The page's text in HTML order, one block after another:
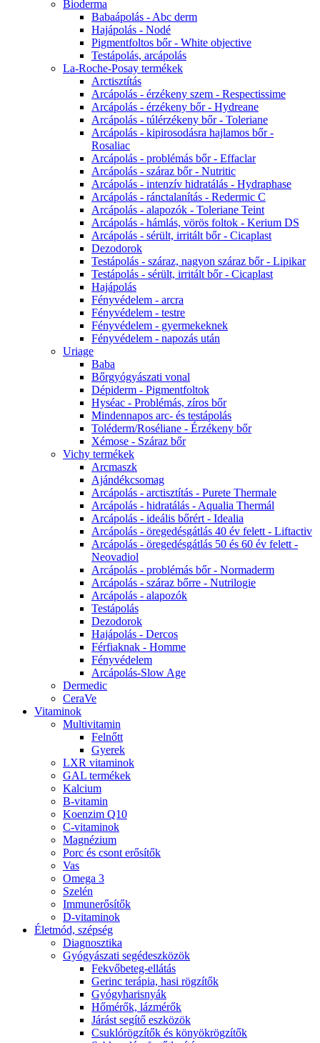
Bioderma
Babaápolás - Abc derm
Hajápolás - Nodé
Pigmentfoltos bőr - White objective
Testápolás, arcápolás
La-Roche-Posay termékek
Arctisztítás
Arcápolás - érzékeny szem - Respectissime
Arcápolás - érzékeny bőr - Hydreane
Arcápolás - túlérzékeny bőr - Toleriane
Arcápolás - kipirosodásra hajlamos bőr -
Rosaliac
Arcápolás - problémás bőr - Effaclar
Arcápolás - száraz bőr - Nutritic
Arcápolás - intenzív hidratálás - Hydraphase
Arcápolás - ránctalanítás - Redermic C
Arcápolás - alapozók - Toleriane Teint
Arcápolás - hámlás, vörös foltok - Kerium DS
Arcápolás - sérült, irritált bőr - Cicaplast
Dezodorok
Testápolás - száraz, nagyon száraz bőr - Lipikar
Testápolás - sérült, irritált bőr - Cicaplast
Hajápolás
Fényvédelem - arcra
Fényvédelem - testre
Fényvédelem - gyermekeknek
Fényvédelem - napozás után
Uriage
Baba
Bőrgyógyászati vonal
Dépiderm - Pigmentfoltok
Hyséac - Problémás, zíros bőr
Mindennapos arc- és testápolás
Toléderm/Roséliane - Érzékeny bőr
Xémose - Száraz bőr
Vichy termékek
Arcmaszk
Ajándékcsomag
Arcápolás - arctisztítás - Purete Thermale
Arcápolás - hidratálás - Aqualia Thermál
Arcápolás - ideális bőrért - Idealia
Arcápolás - öregedésgátlás 40 év felett - Liftactiv
Arcápolás - öregedésgátlás 50 és 60 év felett -
Neovadiol
Arcápolás - problémás bőr - Normaderm
Arcápolás - száraz bőrre - Nutrilogie
Arcápolás - alapozók
Testápolás
Dezodorok
Hajápolás - Dercos
Férfiaknak - Homme
Fényvédelem
Arcápolás-Slow Age
Dermedic
CeraVe
Vitaminok
Multivitamin
Felnőtt
Gyerek
LXR vitaminok
GAL termékek
Kalcium
B-vitamin
Koenzim Q10
C-vitaminok
Magnézium
Porc és csont erősítők
Vas
Omega 3
Szelén
Immunerősítők
D-vitaminok
Életmód, szépség
Diagnosztika
Gyógyászati segédeszközök
Fekvőbeteg-ellátás
Gerinc terápia, hasi rögzítők
Gyógyharisnyák
Hőmérők, lázmérők
Járást segítő eszközök
Csuklórögzítők és könyökrögzítők